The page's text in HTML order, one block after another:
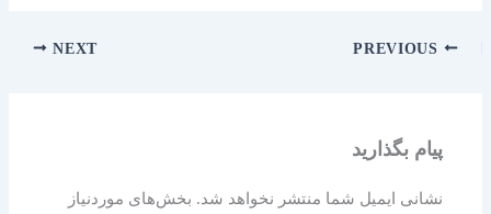
NEXT
پیام بگذارید
نشانی ایمیل شما منتشر نخواهد شد. بخش‌های موردنیاز